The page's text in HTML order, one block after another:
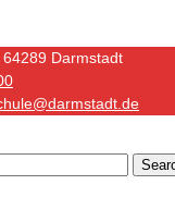
Darmstadt